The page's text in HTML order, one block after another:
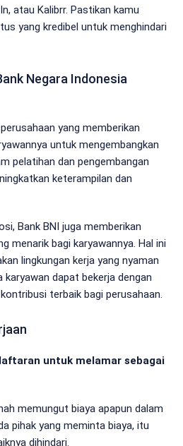
atau Kalibrr. Pastikan kamu
yang kredibel untuk menghindari
Negara Indonesia
yang memberikan
untuk mengembangkan
pelatihan dan pengembangan
keterampilan dan
Bank BNI juga memberikan
menarik bagi karyawannya. Hal ini
lingkungan kerja yang nyaman
karyawan dapat bekerja dengan
terbaik bagi perusahaan.
untuk melamar sebagai
memungut biaya apapun dalam
pihak yang meminta biaya, itu
dihindari.